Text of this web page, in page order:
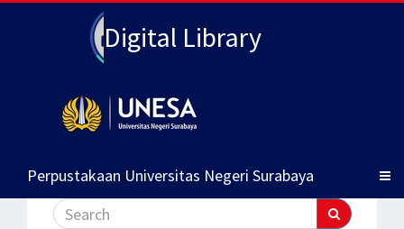
Digital Library
Perpustakaan Universitas Negeri Surabaya